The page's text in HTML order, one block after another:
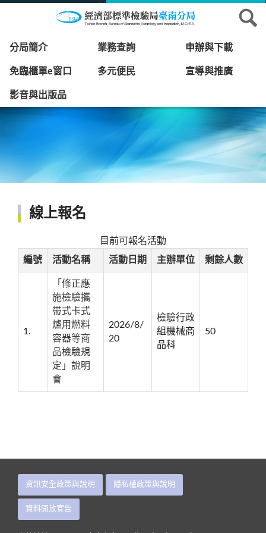
分局簡介 業務查詢 申辦與下載
免臨櫃單e窗口 多元便民 宣導與推廣
影音與出版品
線上報名
目前可報名活動
編號
活動名稱 活動日期 主辦單位 剩餘人數
1.
「修正應
施檢驗攜
帶式卡式
爐用燃料
容器等商
品檢驗規
定」說明
會
2026/8/
20
檢驗行政
組機械商
品科
50
資訊安全政策與說明 隱私權政策與說明
資料開放宣告